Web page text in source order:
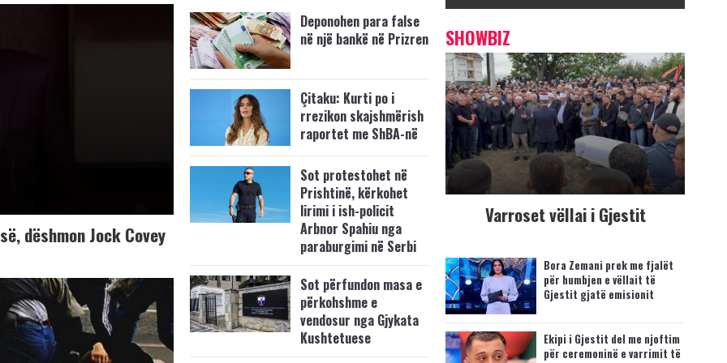
dëshmon Jock Covey
Deponohen para false
në një bankë në Prizren
Çitaku: Kurti po i
rrezikon skajshmërish
raportet me ShBA-në
Sot protestohet në
Prishtinë, kërkohet
lirimi i ish-policit
Arbnor Spahiu nga
paraburgimi në Serbi
Sot përfundon masa e
përkohshme e
vendosur nga Gjykata
Kushtetuese
SHOWBIZ
Varroset vëllai i Gjestit
Bora Zemani prek me fjalët
për humbjen e vëllait të
Gjestit gjatë emisionit
Ekipi i Gjestit del me njoftim
për ceremoninë e varrimit të